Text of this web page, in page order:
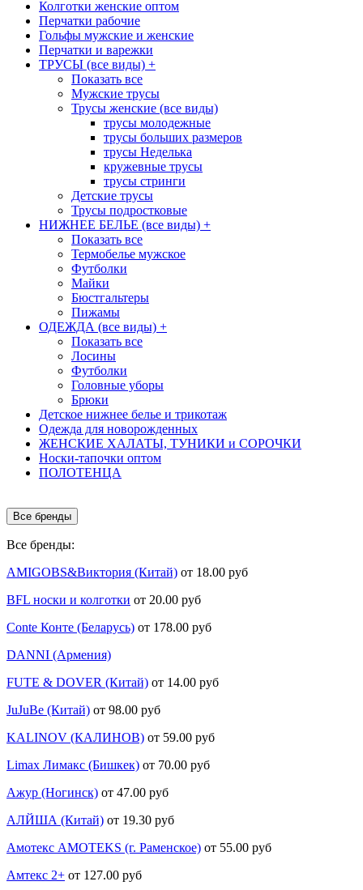
Колготки женские оптом
Перчатки рабочие
Гольфы мужские и женские
Перчатки и варежки
ТРУСЫ (все виды) +
Показать все
Мужские трусы
Трусы женские (все виды)
трусы молодежные
трусы больших размеров
трусы Неделька
кружевные трусы
трусы стринги
Детские трусы
Трусы подростковые
НИЖНЕЕ БЕЛЬЕ (все виды) +
Показать все
Термобелье мужское
Футболки
Майки
Бюстгальтеры
Пижамы
ОДЕЖДА (все виды) +
Показать все
Лосины
Футболки
Головные уборы
Брюки
Детское нижнее белье и трикотаж
Одежда для новорожденных
ЖЕНСКИЕ ХАЛАТЫ, ТУНИКИ и СОРОЧКИ
Носки-тапочки оптом
ПОЛОТЕНЦА
Все бренды
Все бренды:
AMIGOBS&Виктория (Китай) от 18.00 руб
BFL носки и колготки от 20.00 руб
Conte Конте (Беларусь) от 178.00 руб
DANNI (Армения)
FUTE & DOVER (Китай) от 14.00 руб
JuJuBe (Китай) от 98.00 руб
KALINOV (КАЛИНОВ) от 59.00 руб
Limax Лимакс (Бишкек) от 70.00 руб
Ажур (Ногинск) от 47.00 руб
АЛЙША (Китай) от 19.30 руб
Амотекс AMOTEKS (г. Раменское) от 55.00 руб
Амтекс 2+ от 127.00 руб